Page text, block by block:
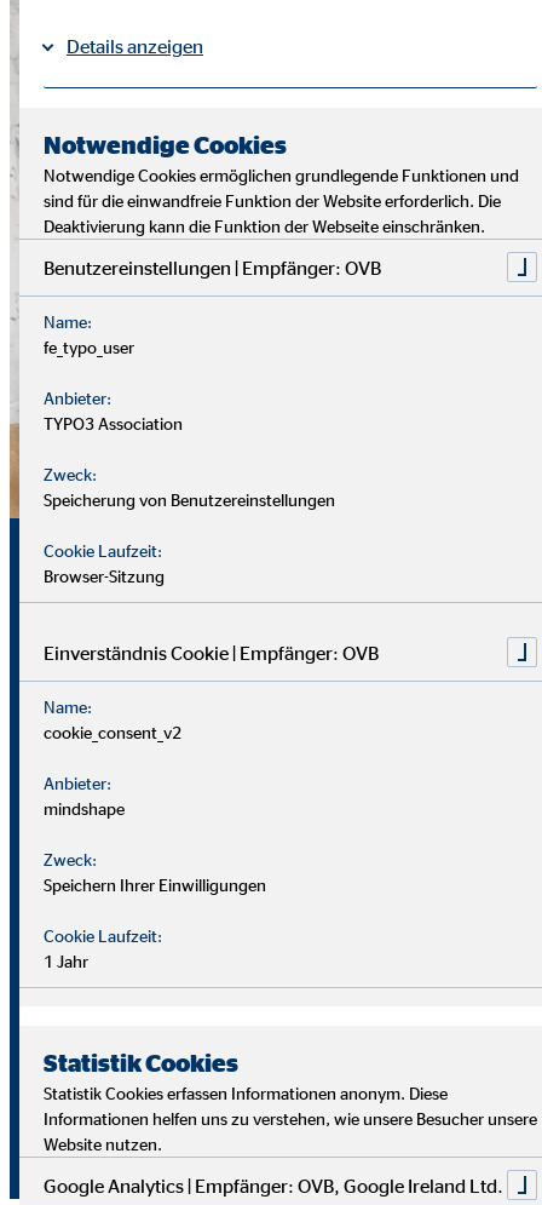
Sicherheit, Chancen und
echte Perspektiven
Für uns zählt nicht dein Lebenslauf, sondern wer du bist und
was du erreichen möchtest. Wichtiger sind deine
zwischenmenschlichen und persönlichen Stärken.
Du solltest offen, kontaktfreudig und freundlich auftreten
Kund*innen hineinzuversetzen.
Als Berater in brauchst du zudem eine gute Struktur, den
Überblick im Arbeitsalltag sowie analytische Fähigkeiten,
um die Ziele deiner Kundinnen richtig zu verstehen und
Starte auch du als OVB Finanzberater*in durch!
Jetzt klicken und bewerben!
Details anzeigen
Notwendige Cookies
Notwendige Cookies ermöglichen grundlegende Funktionen und
sind für die einwandfreie Funktion der Website erforderlich. Die
Deaktivierung kann die Funktion der Webseite einschränken.
Benutzereinstellungen | Empfänger: OVB
Name:
fe_typo_user
Anbieter:
TYPO3 Association
Zweck:
Speicherung von Benutzereinstellungen
Cookie Laufzeit:
Browser-Sitzung
Einverständnis Cookie | Empfänger: OVB
Name:
cookie_consent_v2
Anbieter:
mindshape
Zweck:
Speichern Ihrer Einwilligungen
Cookie Laufzeit:
1 Jahr
Statistik Cookies
Statistik Cookies erfassen Informationen anonym. Diese
Informationen helfen uns zu verstehen, wie unsere Besucher unsere
Website nutzen.
Google Analytics | Empfänger: OVB, Google Ireland Ltd.